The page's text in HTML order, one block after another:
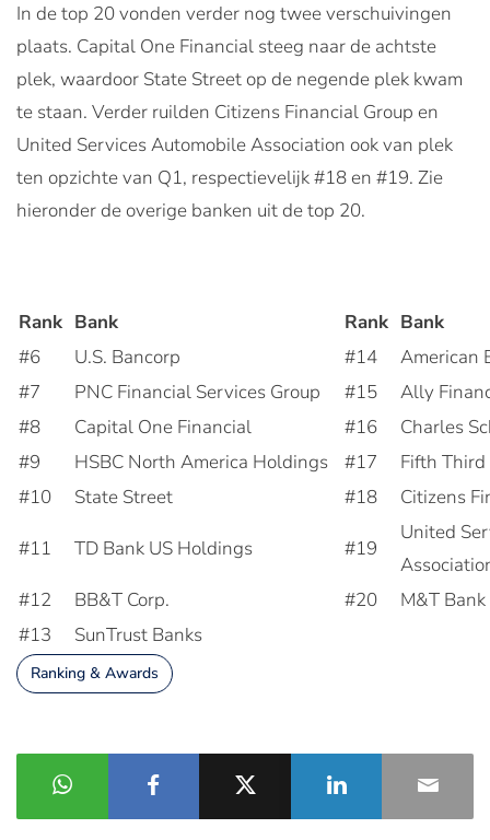
In de top 20 vonden verder nog twee verschuivingen
plaats. Capital One Financial steeg naar de achtste
plek, waardoor State Street op de negende plek kwam
te staan. Verder ruilden Citizens Financial Group en
United Services Automobile Association ook van plek
ten opzichte van Q1, respectievelijk #18 en #19. Zie
hieronder de overige banken uit de top 20.
Rank Bank Rank Bank
#6
U.S. Bancorp #14
American
#7
PNC Financial Services Group #15
Ally
#8
Capital One Financial #16
Charles
#9
HSBC North America Holdings #17
Fifth
#10
State Street #18 Citizens
#11 TD Bank US Holdings #19
United
#12
BB&T Corp. #20
M&T Bank
#13
SunTrust Banks
Ranking & Awards